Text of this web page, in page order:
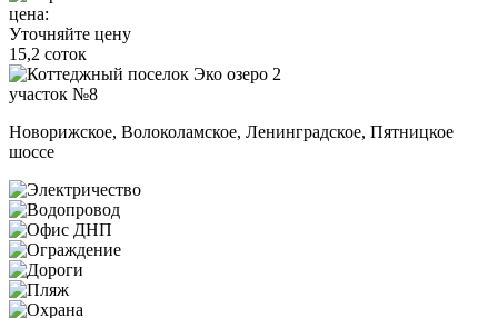
цена:
Уточняйте цену
15,2 соток
участок №8
Новорижское, Волоколамское, Ленинградское, Пятницкое
шоссе